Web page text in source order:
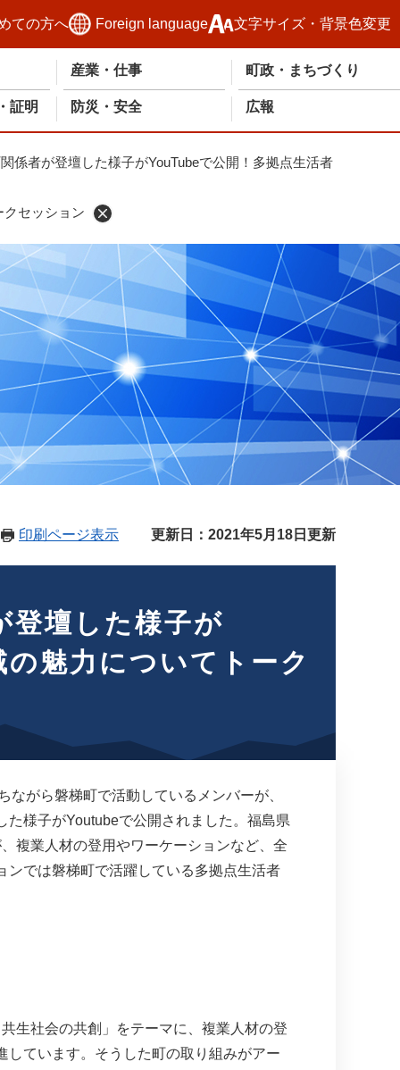
ての方へ Foreign language 文字サイズ・背景色変更
産業・仕事 町政・まちづくり
証明 防災・安全 広報
係者が登壇した様子がYouTubeで公開！多拠点生活者
クセッション
印刷ページ表示 更新日：2021年5月18日更新
登壇した様子が
魅力についてトーク
がら磐梯町で活動しているメンバーが、
様子がYoutubeで公開されました。福島県
複業人材の登用やワーケーションなど、全
ンでは磐梯町で活躍している多拠点生活者
生社会の共創」をテーマに、複業人材の登
ています。そうした町の取り組みがアー